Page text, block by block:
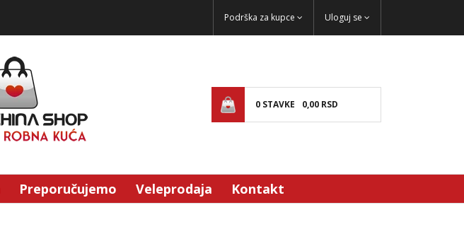
Podrška za kupce Uloguj se
0 STAVKE 0,00 RSD
Preporučujemo Veleprodaja Kontakt